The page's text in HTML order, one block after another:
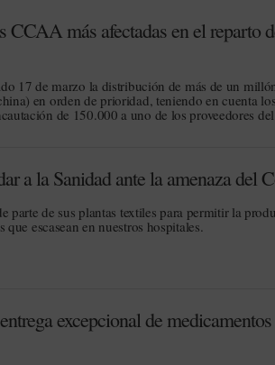
CCAA más afectadas en el reparto
17 de marzo la distribución de más de un
en orden de prioridad, teniendo en cuenta
de 150.000 a uno de los proveedores
a la Sanidad ante la amenaza del
parte de sus plantas textiles para permitir la
escasean en nuestros hospitales.
excepcional de